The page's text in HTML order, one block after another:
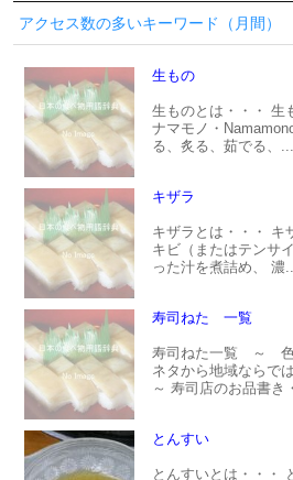
アクセス数の多いキーワード（月間）
生もの
生ものとは・・・ 生
ナマモノ・
る、炙る、茹でる、...
キザラ
キザラとは・・・ キ
キビ（またはテンサ
った汁を煮詰め、 濃...
寿司ねた 一覧
寿司ねた一覧 ～ 色
ネタから地域ならで
～ 寿司店のお品書き
とんすい
とんすいとは・・・